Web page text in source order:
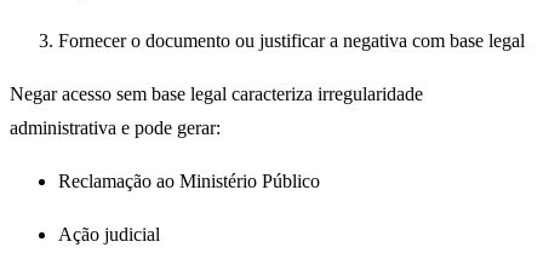
Fornecer o documento ou justificar a negativa com base legal
Negar acesso sem base legal caracteriza irregularidade
administrativa e pode gerar:
Reclamação ao Ministério Público
Ação judicial